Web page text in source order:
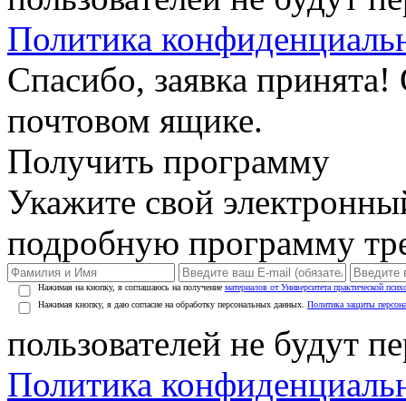
Политика
Спасибо, заявка
почтовом ящике.
Получить программу
Укажите свой
подробную программу
Нажимая на кнопку, я соглашаюсь на получение материалов от Университета практической
Нажимая кнопку, я даю согласие на обработку персональных данных. Политика защиты
пользователей не будут
Политика